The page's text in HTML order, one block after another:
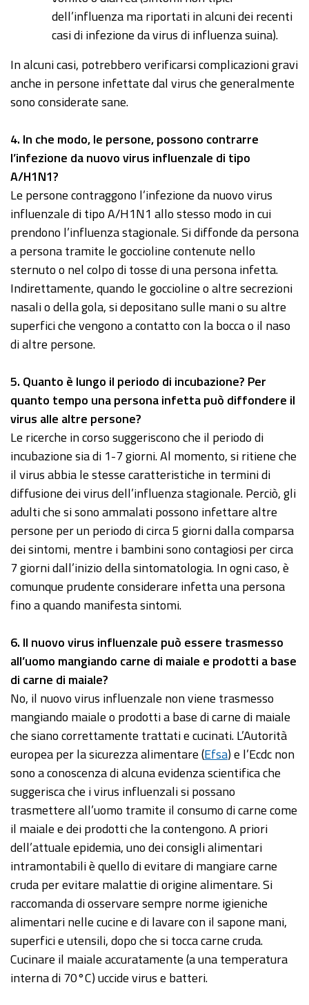
dell’influenza ma riportati in alcuni dei recenti
casi di infezione da virus di influenza suina).
In alcuni casi, potrebbero verificarsi complicazioni gravi
anche in persone infettate dal virus che generalmente
sono considerate sane.
4. In che modo, le persone, possono contrarre
l’infezione da nuovo virus influenzale di tipo
A/H1N1?
Le persone contraggono l’infezione da nuovo virus
influenzale di tipo A/H1N1 allo stesso modo in cui
prendono l’influenza stagionale. Si diffonde da persona
a persona tramite le goccioline contenute nello
sternuto o nel colpo di tosse di una persona infetta.
Indirettamente, quando le goccioline o altre secrezioni
nasali o della gola, si depositano sulle mani o su altre
superfici che vengono a contatto con la bocca o il naso
di altre persone.
5. Quanto è lungo il periodo di incubazione? Per
quanto tempo una persona infetta può diffondere il
virus alle altre persone?
Le ricerche in corso suggeriscono che il periodo di
incubazione sia di 1-7 giorni. Al momento, si ritiene che
il virus abbia le stesse caratteristiche in termini di
diffusione dei virus dell’influenza stagionale. Perciò, gli
adulti che si sono ammalati possono infettare altre
persone per un periodo di circa 5 giorni dalla comparsa
dei sintomi, mentre i bambini sono contagiosi per circa
7 giorni dall’inizio della sintomatologia. In ogni caso, è
comunque prudente considerare infetta una persona
fino a quando manifesta sintomi.
6. Il nuovo virus influenzale può essere trasmesso
all’uomo mangiando carne di maiale e prodotti a base
di carne di maiale?
No, il nuovo virus influenzale non viene trasmesso
mangiando maiale o prodotti a base di carne di maiale
che siano correttamente trattati e cucinati. L’Autorità
europea per la sicurezza alimentare (Efsa) e l’Ecdc non
sono a conoscenza di alcuna evidenza scientifica che
suggerisca che i virus influenzali si possano
trasmettere all’uomo tramite il consumo di carne come
il maiale e dei prodotti che la contengono. A priori
dell’attuale epidemia, uno dei consigli alimentari
intramontabili è quello di evitare di mangiare carne
cruda per evitare malattie di origine alimentare. Si
raccomanda di osservare sempre norme igieniche
alimentari nelle cucine e di lavare con il sapone mani,
superfici e utensili, dopo che si tocca carne cruda.
Cucinare il maiale accuratamente (a una temperatura
interna di 70°C) uccide virus e batteri.